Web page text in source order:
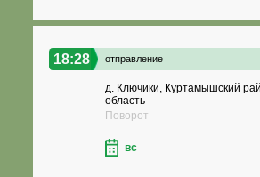
18:28 отправление
д. Ключики, Куртамышский
область
Поворот
вс